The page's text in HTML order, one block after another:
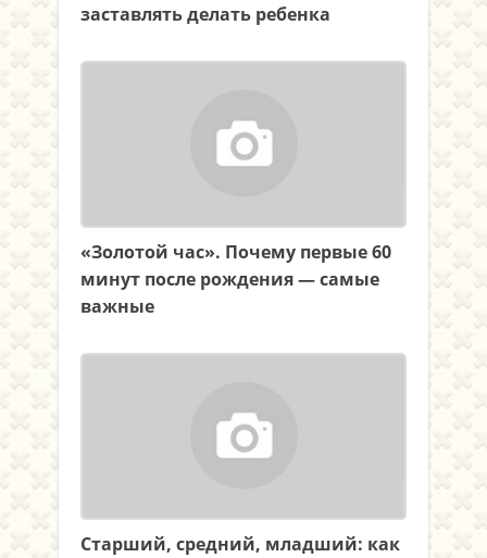
заставлять делать ребенка
«Золотой час». Почему первые 60
минут после рождения — самые
важные
Старший, средний, младший: как